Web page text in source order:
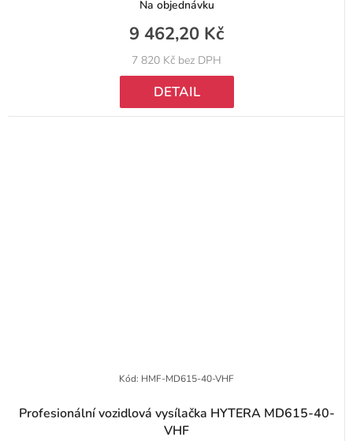
Na objednávku
7 820 Kč bez DPH
9 462,20 Kč
DETAIL
Profesionální vozidlová vysílačka HYTERA MD615-40-
VHF
Kód: HMF-MD615-40-VHF